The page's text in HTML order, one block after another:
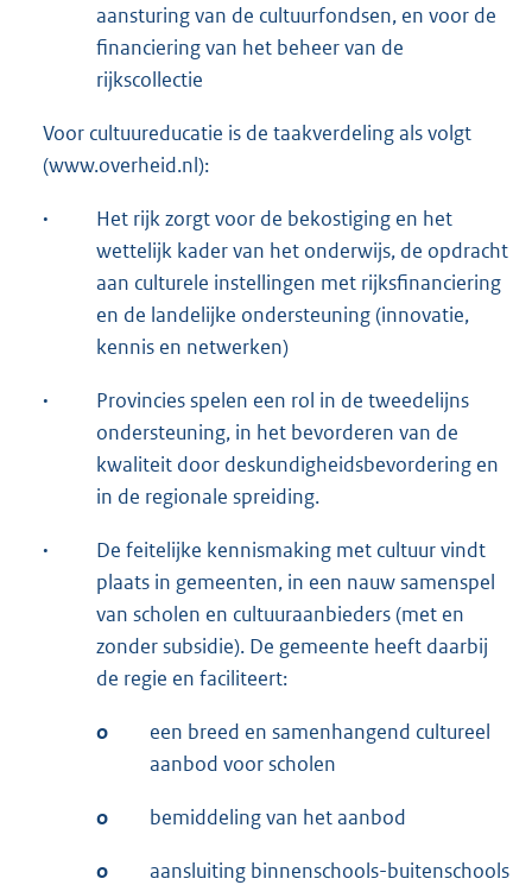
aansturing van de cultuurfondsen, en voor de
financiering van het beheer van de
rijkscollectie
Voor cultuureducatie is de taakverdeling als volgt
(www.overheid.nl):
·
Het rijk zorgt voor de bekostiging en het
wettelijk kader van het onderwijs, de opdracht
aan culturele instellingen met rijksfinanciering
en de landelijke ondersteuning (innovatie,
kennis en netwerken)
·
Provincies spelen een rol in de tweedelijns
ondersteuning, in het bevorderen van de
kwaliteit door deskundigheidsbevordering en
in de regionale spreiding.
·
De feitelijke kennismaking met cultuur vindt
plaats in gemeenten, in een nauw samenspel
van scholen en cultuuraanbieders (met en
zonder subsidie). De gemeente heeft daarbij
de regie en faciliteert:
o
een breed en samenhangend cultureel
aanbod voor scholen
o bemiddeling van het aanbod
o aansluiting binnenschools-buitenschools